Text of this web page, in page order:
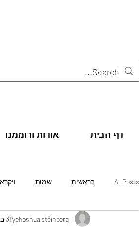
דף הבית אודות ורוממנו
All Posts בראשית שמות ויקרא
מחזור החיים
yehoshua steinberg31 באוק׳ 2018